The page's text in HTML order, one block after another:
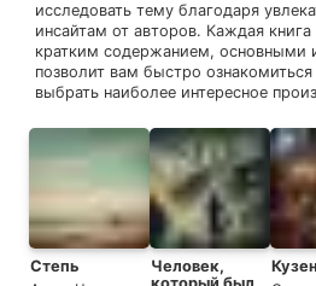
исследовать тему благодаря
инсайтам от авторов. Каждая
кратким содержанием, основными
позволит вам быстро
выбрать наиболее интересное
Степь
Человек,